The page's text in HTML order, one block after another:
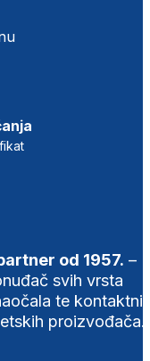
od 1957. –
svih vrsta
te
proizvođača.